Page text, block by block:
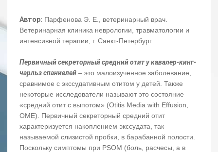
Автор: Парфенова Э. Е., ветеринарный врач.
Ветеринарная клиника неврологии, травматологии и
интенсивной терапии, г. Санкт-Петербург.
Первичный секреторный средний отиту кавалер-кинг-
чарльз спаниелей – это малоизученное заболевание,
сравнимое с экссудативным отитом у детей. Также
некоторые исследователи называют это состояние
«средний отит с выпотом» (Otitis Media with Effusion,
OME). Первичный секреторный средний отит
характеризуется накоплением экссудата, так
называемой слизистой пробки, в барабанной полости.
Поскольку симптомы при PSOM (боль, расчесы, а в